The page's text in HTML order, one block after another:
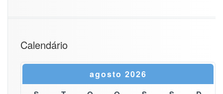
Calendário
agosto 2026